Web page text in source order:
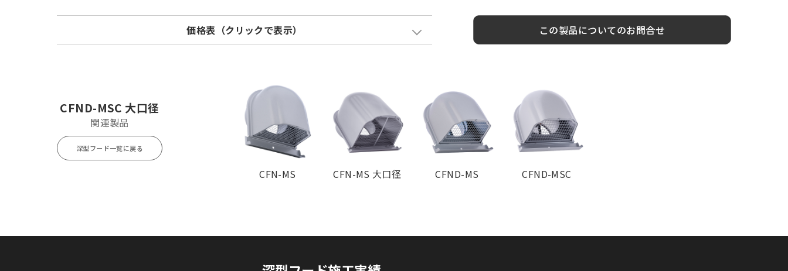
価格表（クリックで表示）
¥ 8,900
この製品についてのお問合せ
CFND-MSC 大口径
関連製品
深型フード一覧に戻る
CFN-MS CFN-MS 大口径 CFND-MS CFND-MSC